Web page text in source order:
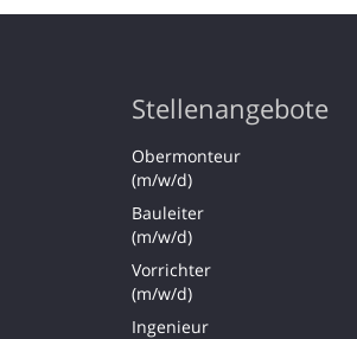
Stellenangebote
Obermonteur
(m/w/d)
Bauleiter
(m/w/d)
Vorrichter
(m/w/d)
Ingenieur